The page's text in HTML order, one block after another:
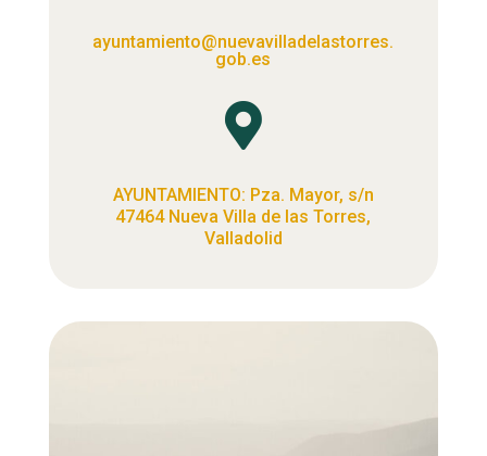
ayuntamiento@nuevavilladelastorres.
gob.es

AYUNTAMIENTO: Pza. Mayor, s/n
47464 Nueva Villa de las Torres,
Valladolid